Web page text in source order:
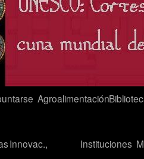
Agroalimentación
Innovac.,
Instituciones